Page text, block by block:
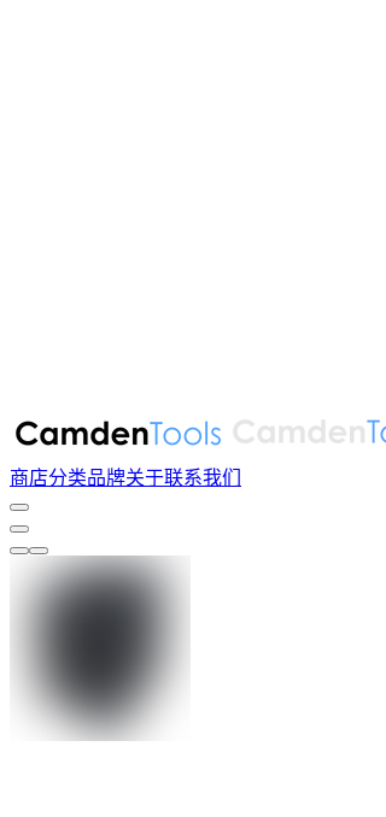
商店分类品牌关于联系我们